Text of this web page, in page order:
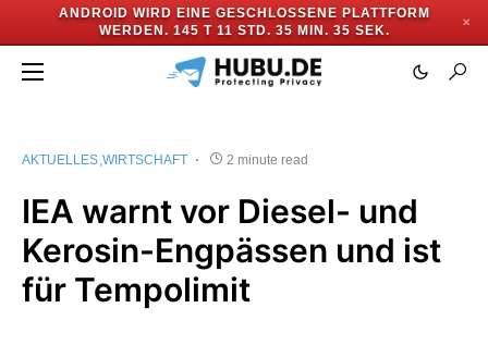
ANDROID WIRD EINE GESCHLOSSENE PLATTFORM
WERDEN. 145 T 11 STD. 35 MIN. 35 SEK.
✕
AKTUELLES WIRTSCHAFT 2 minute read
IEA warnt vor Diesel- und
Kerosin-Engpässen und ist
für Tempolimit